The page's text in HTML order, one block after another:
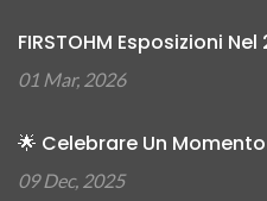
FIRSTOHM Esposizioni Nel
01 Mar, 2026
🌟 Celebrare Un
09 Dec, 2025